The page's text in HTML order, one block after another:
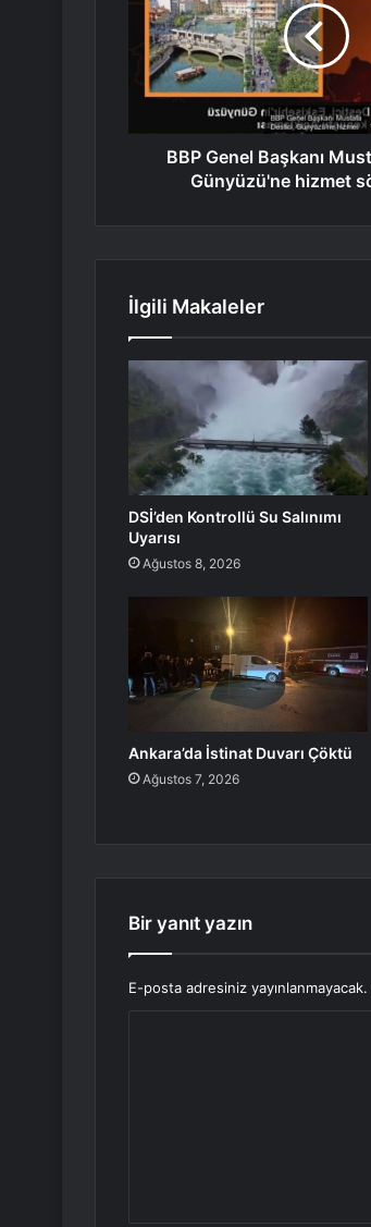
BBP Genel Başkanı
Günyüzü'ne hizmet
İlgili Makaleler
DSİ’den Kontrollü Su Salınımı
Uyarısı
Ağustos 8, 2026
Ankara’da İstinat Duvarı Çöktü
Ağustos 7, 2026
Bir yanıt yazın
E-posta adresiniz yayınlanmayacak.